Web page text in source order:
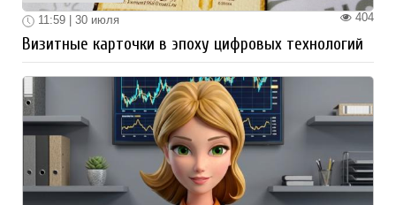
404
11:59 | 30 июля
Визитные карточки в эпоху цифровых технологий